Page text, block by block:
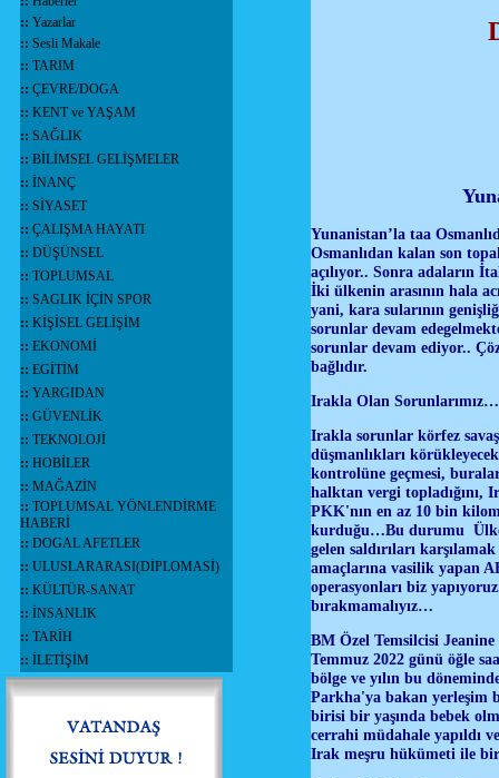
:: Yazarlar
:: Sesli Makale
:: TARIM
:: ÇEVRE/DOGA
:: KENT ve YAŞAM
:: SAĞLIK
:: BİLİMSEL GELİŞMELER
:: İNANÇ
:: SİYASET
:: ÇALIŞMA HAYATI
:: DÜŞÜNSEL
:: TOPLUMSAL
:: SAGLIK İÇİN SPOR
:: KİŞİSEL GELİŞİM
:: EKONOMİ
:: EGİTİM
:: YARGIDAN
:: GÜVENLİK
:: TEKNOLOJİ
:: HOBİLER
:: MAĞAZİN
:: TOPLUMSAL YÖNLENDİRME
HABERİ
:: DOGAL AFETLER
:: ULUSLARARASI(DİPLOMASİ)
:: KÜLTÜR-SANAT
:: İNSANLIK
:: TARİH
:: İLETİŞİM
Yunanistan’la taa
Osmanlıdan kalan son
açılıyor.. Sonra adaların
İki ülkenin arasının hala
yani, kara sularının
sorunlar devam
sorunlar devam ediyor..
bağlıdır.
Irakla Olan Sorunlarımız…
Irakla sorunlar körfez
düşmanlıkları
kontrolüne geçmesi,
halktan vergi topladığını,
PKK'nın en az 10 bin
kurduğu…Bu durumu
gelen saldırıları
amaçlarına vasilik yapan
operasyonları biz
bırakmamalıyız…
BM Özel Temsilcisi
Temmuz 2022 günü öğle
bölge ve yılın bu
Parkha'ya bakan yerleşim
birisi bir yaşında bebek
cerrahi müdahale yapıldı
Irak meşru hükümeti ile